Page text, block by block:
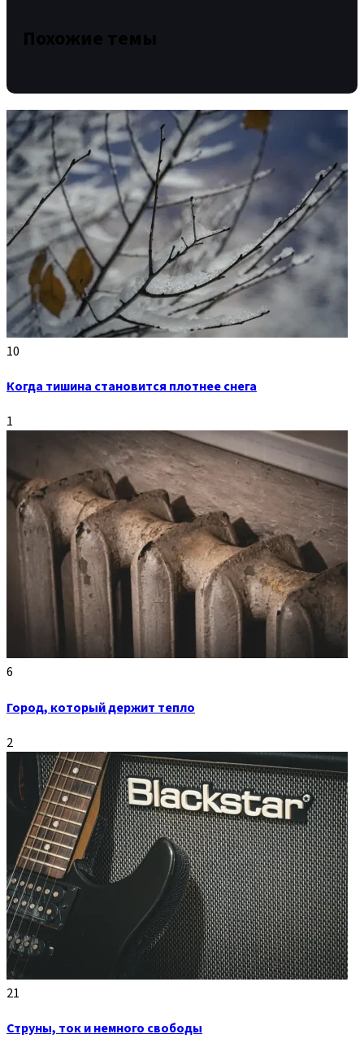
Похожие темы
10
Когда тишина становится плотнее снега
1
6
Город, который держит тепло
2
21
Струны, ток и немного свободы